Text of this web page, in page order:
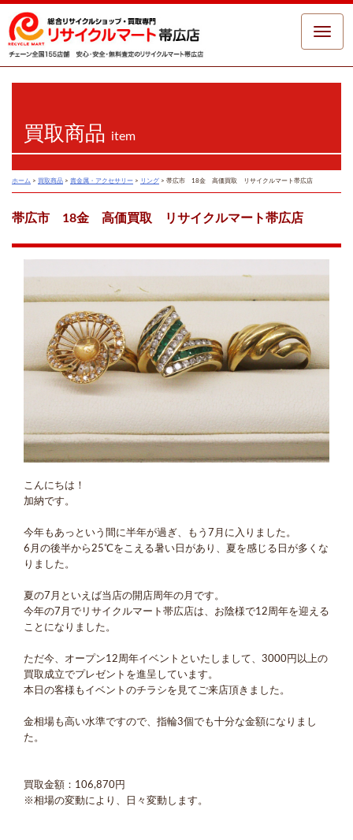
Toggle
買取商品 item
ホーム > 買取商品 > 貴金属・アクセサリー > リング > 帯広市 18金 高価買取 リサイクルマート帯広店
帯広市 18金 高価買取 リサイクルマート帯広店
こんにちは！
加納です。
今年もあっという間に半年が過ぎ、もう7月に入りました。
6月の後半から25℃をこえる暑い日があり、夏を感じる日が多くな
りました。
夏の7月といえば当店の開店周年の月です。
今年の7月でリサイクルマート帯広店は、お陰様で12周年を迎える
ことになりました。
ただ今、オープン12周年イベントといたしまして、3000円以上の
買取成立でプレゼントを進呈しています。
本日の客様もイベントのチラシを見てご来店頂きました。
金相場も高い水準ですので、指輪3個でも十分な金額になりまし
た。
買取金額：106,870円
※相場の変動により、日々変動します。